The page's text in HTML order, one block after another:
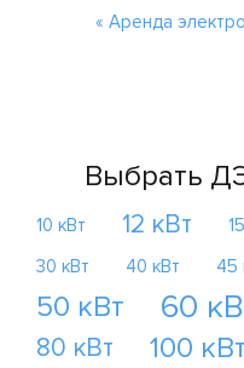
« Аренда
Выбрать
10 кВт 12 кВт
30 кВт 40 кВт 45
50 кВт 60
80 кВт 100